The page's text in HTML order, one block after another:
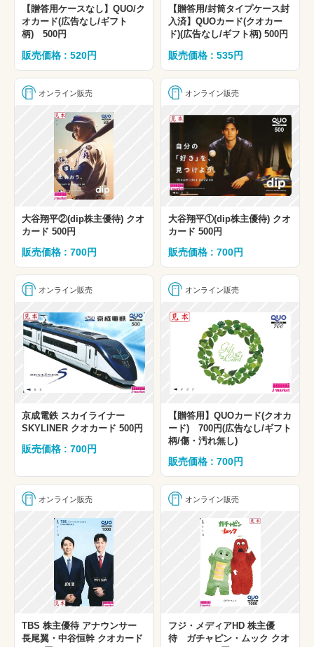
【贈答用ケースなし】QUO/ク
オカード(広告なし/ギフト
柄) 500円
販売価格 : 520円
【贈答用/封筒タイプケース封
入済】QUOカード(クオカー
ド)(広告なし/ギフト柄) 500円
販売価格 : 535円
オンライン販売
大谷翔平②(dip株主優待) クオ
カード 500円
販売価格 : 700円
オンライン販売
大谷翔平①(dip株主優待) クオ
カード 500円
販売価格 : 700円
オンライン販売
京成電鉄 スカイライナー
SKYLINER クオカード 500円
販売価格 : 700円
オンライン販売
【贈答用】QUOカード(クオカ
ード) 700円(広告なし/ギフト
柄/傷・汚れ無し)
販売価格 : 700円
オンライン販売
TBS 株主優待 アナウンサー
長尾翼・中谷恒幹 クオカード
オンライン販売
フジ・メディアHD 株主優
待 ガチャピン・ムック クオ